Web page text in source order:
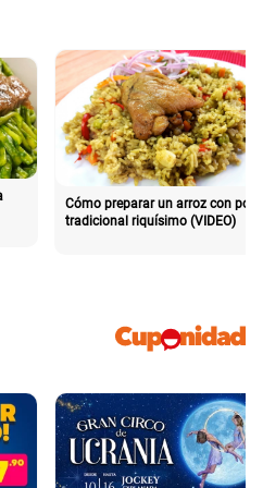
Cómo preparar un arroz con pollo
tradicional riquísimo (VIDEO)